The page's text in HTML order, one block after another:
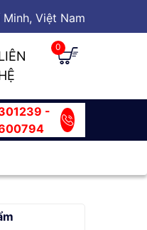
Việt Nam
0
-